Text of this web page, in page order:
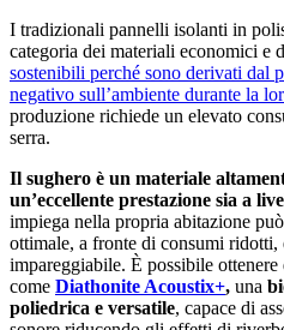
I tradizionali pannelli isolanti in
categoria dei materiali economici e
sostenibili perché sono derivati dal
negativo sull’ambiente durante la
produzione richiede un elevato
serra.
Il sughero è un materiale
un’eccellente prestazione sia a
impiega nella propria abitazione
ottimale, a fronte di consumi
impareggiabile. È possibile
come Diathonite Acoustix+, una
poliedrica e versatile, capace di